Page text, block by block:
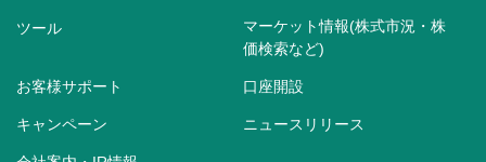
ツール
マーケット情報(株式市況・株
価検索など)
お客様サポート 口座開設
キャンペーン ニュースリリース